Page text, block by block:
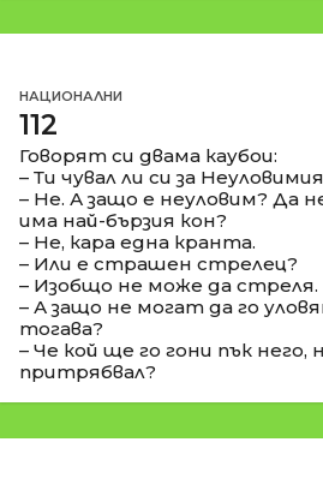
НАЦИОНАЛНИ
112
Говорят си двама каубои:
– Ти чувал ли си за
– Не. А защо е неуловим? Да
има най-бързия кон?
– Не, кара една кранта.
– Или е страшен стрелец?
– Изобщо не може да стреля.
– А защо не могат да го
тогава?
– Че кой ще го гони пък него,
притрябвал?